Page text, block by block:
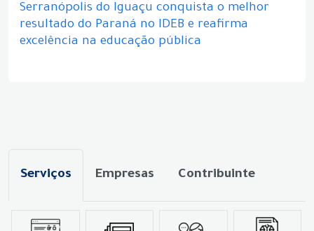
Serranópolis do Iguaçu conquista o melhor
resultado do Paraná no IDEB e reafirma
excelência na educação pública
Serviços Empresas Contribuinte